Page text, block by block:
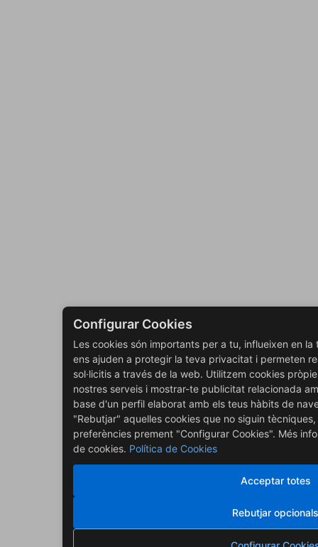
Configurar Cookies
Les cookies són importants per a tu, influeixen en
ens ajuden a protegir la teva privacitat i permeten
sol·licitis a través de la web. Utilitzem cookies
nostres serveis i mostrar-te publicitat relacionada
base d'un perfil elaborat amb els teus hàbits de
"Rebutjar" aquelles cookies que no siguin
preferències prement "Configurar Cookies". Més
de cookies. Política de Cookies
Acceptar totes
Rebutjar opcionals